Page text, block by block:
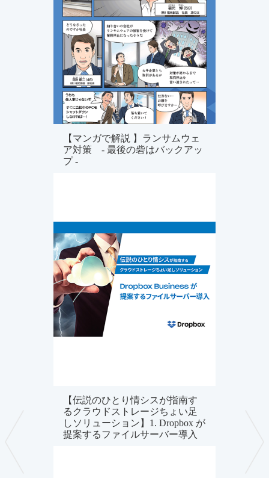
【マンガで解説 】ランサムウェ
ア対策 - 最後の砦はバックアッ
プ -
【伝説のひとり情シスが指南す
るクラウドストレージちょい足
しソリューション】1. Dropbox が
提案するファイルサーバー導入